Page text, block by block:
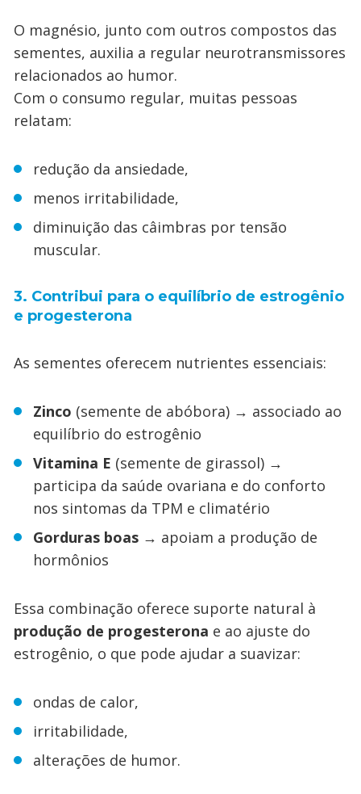
O magnésio, junto com outros compostos das
sementes, auxilia a regular neurotransmissores
relacionados ao humor.
Com o consumo regular, muitas pessoas
relatam:
redução da ansiedade,
menos irritabilidade,
diminuição das câimbras por tensão
muscular.
3. Contribui para o equilíbrio de estrogênio
e progesterona
As sementes oferecem nutrientes essenciais:
Zinco (semente de abóbora) → associado ao
equilíbrio do estrogênio
Vitamina E (semente de girassol) →
participa da saúde ovariana e do conforto
nos sintomas da TPM e climatério
Gorduras boas → apoiam a produção de
hormônios
Essa combinação oferece suporte natural à
produção de progesterona e ao ajuste do
estrogênio, o que pode ajudar a suavizar:
ondas de calor,
irritabilidade,
alterações de humor.